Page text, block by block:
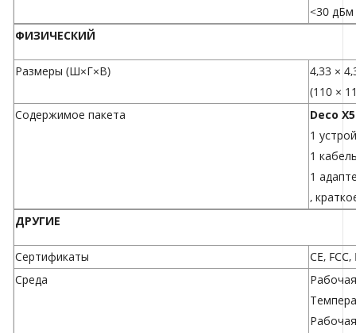
<30 дБм
ФИЗИЧЕСКИЙ
Размеры (Ш×Г×В)
4,33 ×
(110 ×
Содержимое пакета
Deco
1
1
1
,
ДРУГИЕ
Сертификаты
CE,
Среда